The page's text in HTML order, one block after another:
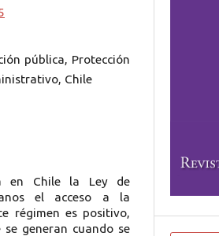
pública, Protección
Chile
en Chile la Ley de
el acceso a la
régimen es positivo,
generan cuando se